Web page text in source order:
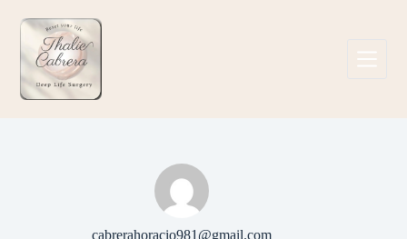
contenido
cabrerahoracio981@gmail.com